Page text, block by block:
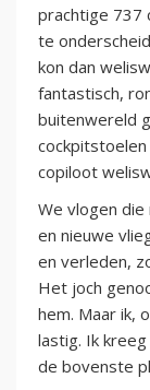
prachtige 737
te
kon dan
fantastisch,
buitenwereld
copiloot
We vlogen
en nieuwe
en verleden,
Het joch
hem. Maar ik,
lastig. Ik
de bovenste